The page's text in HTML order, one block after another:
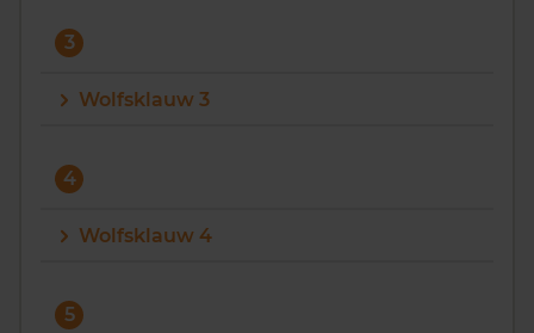
3
Wolfsklauw 3
4
Wolfsklauw 4
5